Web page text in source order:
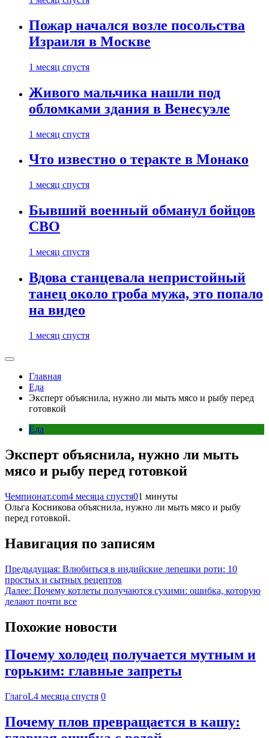
Пожар начался возле посольства
Израиля в Москве
1 месяц спустя
Живого мальчика нашли под
обломками здания в Венесуэле
1 месяц спустя
Что известно о теракте в Монако
1 месяц спустя
Бывший военный обманул бойцов
СВО
1 месяц спустя
Вдова станцевала непристойный
танец около гроба мужа, это попало
на видео
1 месяц спустя
Главная
Еда
Эксперт объяснила, нужно ли мыть мясо и рыбу перед
готовкой
Еда
Эксперт объяснила, нужно ли мыть
мясо и рыбу перед готовкой
Чемпионат.com4 месяца спустя01 минуты
Ольга Косникова объяснила, нужно ли мыть мясо и рыбу
перед готовкой.
Навигация по записям
Предыдущая: Влюбиться в индийские лепешки роти: 10
простых и сытных рецептов
Далее: Почему котлеты получаются сухими: ошибка, которую
делают почти все
Похожие новости
Почему холодец получается мутным и
горьким: главные запреты
ГлагоL4 месяца спустя 0
Почему плов превращается в кашу: